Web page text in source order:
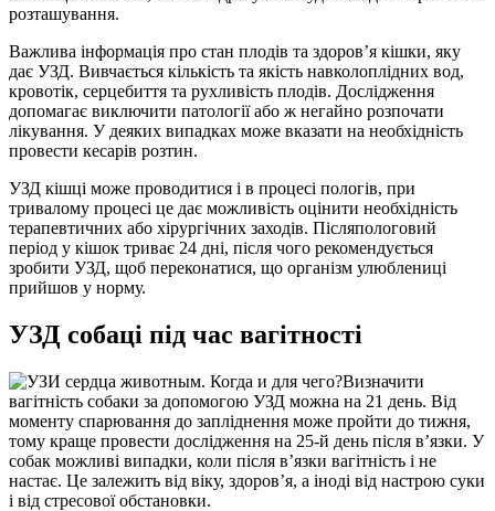
розташування.
Важлива інформація про стан плодів та здоров’я кішки, яку
дає УЗД. Вивчається кількість та якість навколоплідних вод,
кровотік, серцебиття та рухливість плодів. Дослідження
допомагає виключити патології або ж негайно розпочати
лікування. У деяких випадках може вказати на необхідність
провести кесарів розтин.
УЗД кішці може проводитися і в процесі пологів, при
тривалому процесі це дає можливість оцінити необхідність
терапевтичних або хірургічних заходів. Післяпологовий
період у кішок триває 24 дні, після чого рекомендується
зробити УЗД, щоб переконатися, що організм улюблениці
прийшов у норму.
УЗД собаці під час вагітності
Визначити
вагітність собаки за допомогою УЗД можна на 21 день. Від
моменту спарювання до запліднення може пройти до тижня,
тому краще провести дослідження на 25-й день після в’язки. У
собак можливі випадки, коли після в’язки вагітність і не
настає. Це залежить від віку, здоров’я, а іноді від настрою суки
і від стресової обстановки.